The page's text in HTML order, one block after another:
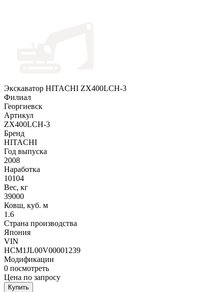
Экскаватор HITACHI ZX400LCH-3
Филиал
Георгиевск
Артикул
ZX400LCH-3
Бренд
HITACHI
Год выпуска
2008
Наработка
10104
Вес, кг
39000
Ковш, куб. м
1.6
Страна производства
Япония
VIN
HCM1JL00V00001239
Модификации
0 посмотреть
Цена по запросу
Купить